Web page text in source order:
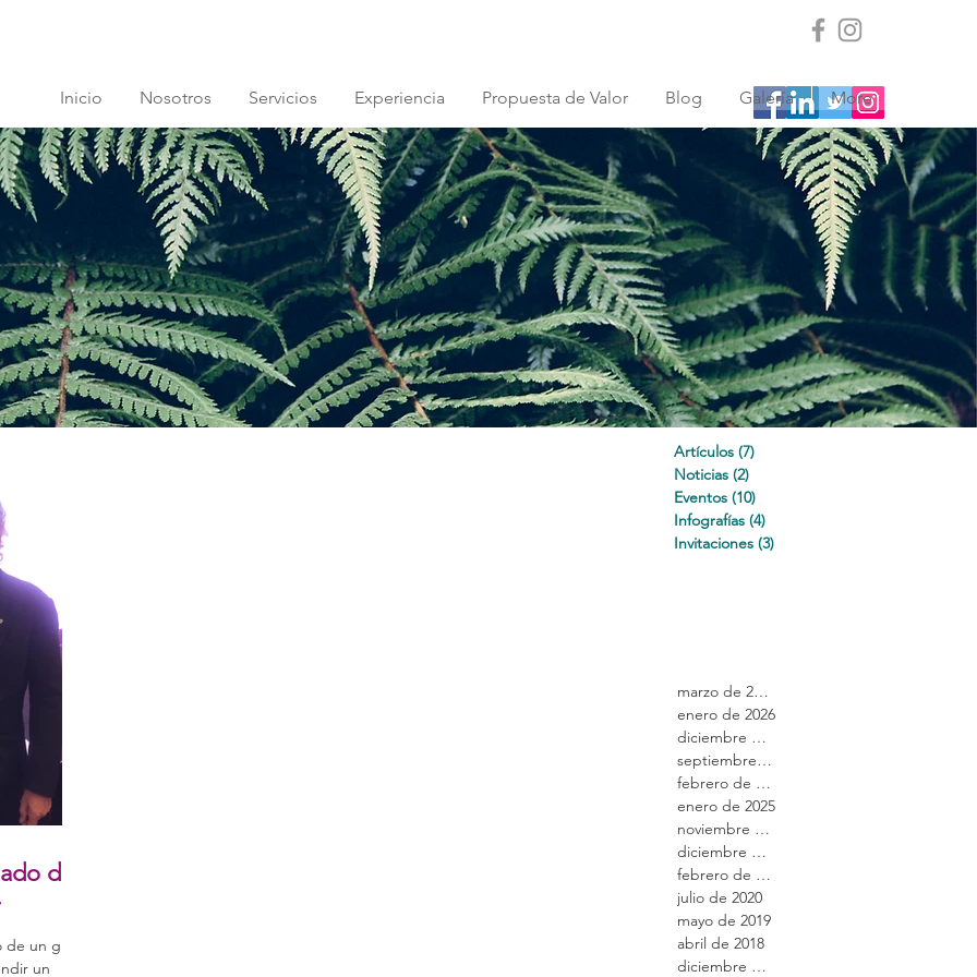
Inicio Nosotros Servicios Experiencia Propuesta de Valor Blog Galería More
de
un gran
un
marzo de 2026
enero de 2026
diciembre de 2025
septiembre de 2025
febrero de 2025
enero de 2025
noviembre de 2024
diciembre de 2021
febrero de 2021
julio de 2020
mayo de 2019
abril de 2018
diciembre de 2017
Artículos (7)
Noticias (2)
Eventos (10)
Infografías (4)
Invitaciones (3)